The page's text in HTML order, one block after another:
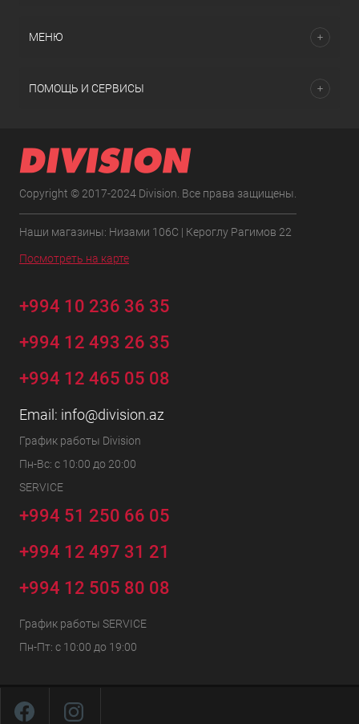
МЕНЮ
ПОМОЩЬ И СЕРВИСЫ
Copyright © 2017-2024 Division. Все права защищены.
Наши магазины: Низами 106C | Кероглу Рагимов 22
Посмотреть на карте
+994 10 236 36 35
+994 12 493 26 35
+994 12 465 05 08
Email: info@division.az
График работы Division
Пн-Вс: с 10:00 до 20:00
SERVICE
+994 51 250 66 05
+994 12 497 31 21
+994 12 505 80 08
График работы SERVICE
Пн-Пт: с 10:00 до 19:00